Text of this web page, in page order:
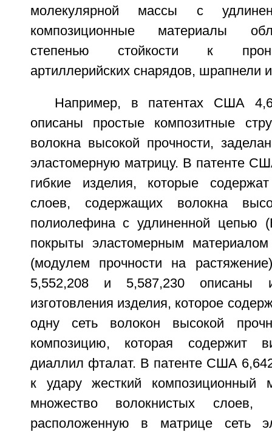
молекулярной массы с
композиционные материалы
степенью стойкости к
артиллерийских снарядов, шрапнели
Например, в патентах США
описаны простые композитные
волокна высокой прочности,
эластомерную матрицу. В патенте
гибкие изделия, которые
слоев, содержащих волокна
полиолефина с удлиненной цепью
покрыты эластомерным
(модулем прочности на
5,552,208 и 5,587,230 описаны
изготовления изделия, которое
одну сеть волокон высокой
композицию, которая содержит
диаллил фталат. В патенте США
к удару жесткий композиционный
множество волокнистых слоев,
расположенную в матрице сеть